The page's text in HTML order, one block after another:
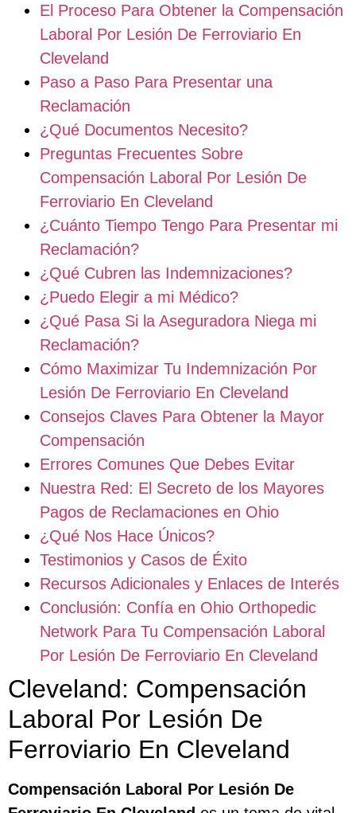
El Proceso Para Obtener la Compensación
Laboral Por Lesión De Ferroviario En
Cleveland
Paso a Paso Para Presentar una
Reclamación
¿Qué Documentos Necesito?
Preguntas Frecuentes Sobre
Compensación Laboral Por Lesión De
Ferroviario En Cleveland
¿Cuánto Tiempo Tengo Para Presentar mi
Reclamación?
¿Qué Cubren las Indemnizaciones?
¿Puedo Elegir a mi Médico?
¿Qué Pasa Si la Aseguradora Niega mi
Reclamación?
Cómo Maximizar Tu Indemnización Por
Lesión De Ferroviario En Cleveland
Consejos Claves Para Obtener la Mayor
Compensación
Errores Comunes Que Debes Evitar
Nuestra Red: El Secreto de los Mayores
Pagos de Reclamaciones en Ohio
¿Qué Nos Hace Únicos?
Testimonios y Casos de Éxito
Recursos Adicionales y Enlaces de Interés
Conclusión: Confía en Ohio Orthopedic
Network Para Tu Compensación Laboral
Por Lesión De Ferroviario En Cleveland
Cleveland: Compensación
Laboral Por Lesión De
Ferroviario En Cleveland
Compensación Laboral Por Lesión De